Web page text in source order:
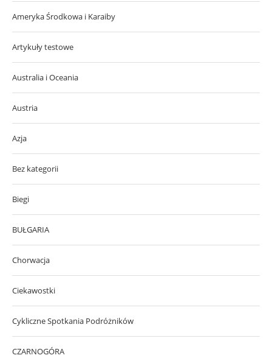
Ameryka Środkowa i Karaiby
Artykuły testowe
Australia i Oceania
Austria
Azja
Bez kategorii
Biegi
BUŁGARIA
Chorwacja
Ciekawostki
Cykliczne Spotkania Podróżników
CZARNOGÓRA